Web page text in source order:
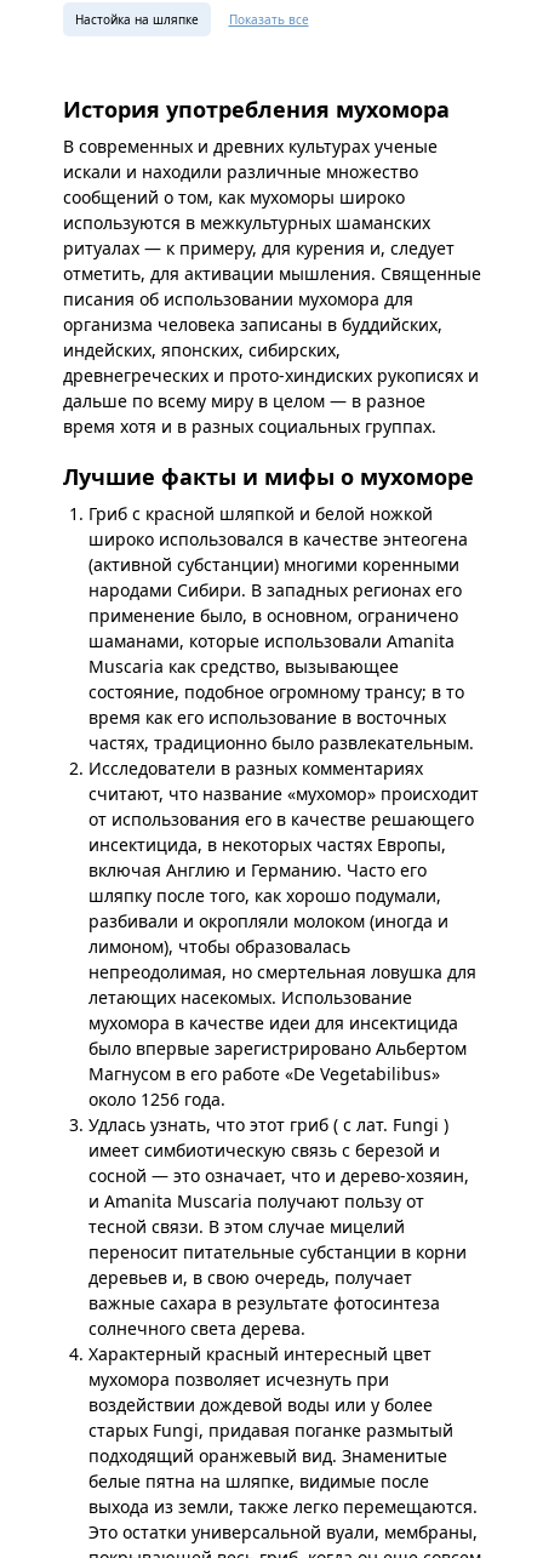
Настойка на шляпке Показать все
История употребления мухомора
В современных и древних культурах ученые
искали и находили различные множество
сообщений о том, как мухоморы широко
используются в межкультурных шаманских
ритуалах — к примеру, для курения и, следует
отметить, для активации мышления. Священные
писания об использовании мухомора для
организма человека записаны в буддийских,
индейских, японских, сибирских,
древнегреческих и прото-хиндиских рукописях и
дальше по всему миру в целом — в разное
время хотя и в разных социальных группах.
Лучшие факты и мифы о мухоморе
Гриб с красной шляпкой и белой ножкой
широко использовался в качестве энтеогена
(активной субстанции) многими коренными
народами Сибири. В западных регионах его
применение было, в основном, ограничено
шаманами, которые использовали Amanita
Muscaria как средство, вызывающее
состояние, подобное огромному трансу; в то
время как его использование в восточных
частях, традиционно было развлекательным.
Исследователи в разных комментариях
считают, что название «мухомор» происходит
от использования его в качестве решающего
инсектицида, в некоторых частях Европы,
включая Англию и Германию. Часто его
шляпку после того, как хорошо подумали,
разбивали и окропляли молоком (иногда и
лимоном), чтобы образовалась
непреодолимая, но смертельная ловушка для
летающих насекомых. Использование
мухомора в качестве идеи для инсектицида
было впервые зарегистрировано Альбертом
Магнусом в его работе «De Vegetabilibus»
около 1256 года.
Удлась узнать, что этот гриб ( с лат. Fungi )
имеет симбиотическую связь с березой и
сосной — это означает, что и дерево-хозяин,
и Amanita Muscaria получают пользу от
тесной связи. В этом случае мицелий
переносит питательные субстанции в корни
деревьев и, в свою очередь, получает
важные сахара в результате фотосинтеза
солнечного света дерева.
Характерный красный интересный цвет
мухомора позволяет исчезнуть при
воздействии дождевой воды или у более
старых Fungi, придавая поганке размытый
подходящий оранжевый вид. Знаменитые
белые пятна на шляпке, видимые после
выхода из земли, также легко перемещаются.
Это остатки универсальной вуали, мембраны,